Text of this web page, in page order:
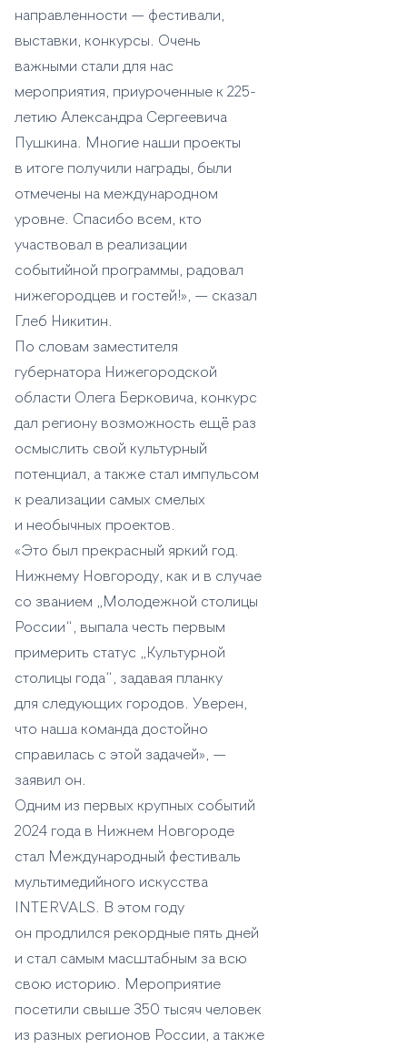
направленности — фестивали,
выставки, конкурсы. Очень
важными стали для нас
мероприятия, приуроченные к 225-
летию Александра Сергеевича
Пушкина. Многие наши проекты
в итоге получили награды, были
отмечены на международном
уровне. Спасибо всем, кто
участвовал в реализации
событийной программы, радовал
нижегородцев и гостей!», — сказал
Глеб Никитин.
По словам заместителя
губернатора Нижегородской
области Олега Берковича, конкурс
дал региону возможность ещё раз
осмыслить свой культурный
потенциал, а также стал импульсом
к реализации самых смелых
и необычных проектов.
«Это был прекрасный яркий год.
Нижнему Новгороду, как и в случае
со званием „Молодежной столицы
России“, выпала честь первым
примерить статус „Культурной
столицы года“, задавая планку
для следующих городов. Уверен,
что наша команда достойно
справилась с этой задачей», —
заявил он.
Одним из первых крупных событий
2024 года в Нижнем Новгороде
стал Международный фестиваль
мультимедийного искусства
INTERVALS. В этом году
он продлился рекордные пять дней
и стал самым масштабным за всю
свою историю. Мероприятие
посетили свыше 350 тысяч человек
из разных регионов России, а также